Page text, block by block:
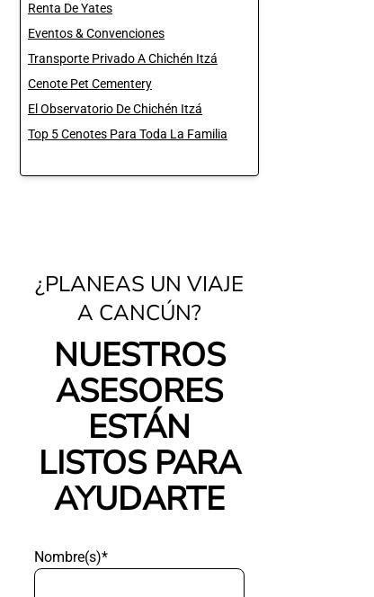
Renta De Yates
Eventos & Convenciones
Transporte Privado A Chichén Itzá
Cenote Pet Cementery
El Observatorio De Chichén Itzá
Top 5 Cenotes Para Toda La Familia
¿PLANEAS UN VIAJE
A CANCÚN?
NUESTROS
ASESORES
ESTÁN
LISTOS PARA
AYUDARTE
Nombre(s)*